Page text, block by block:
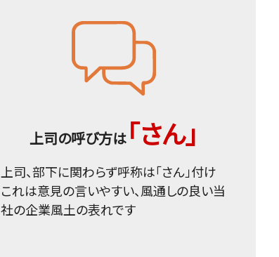
上司の呼び方は 「さん」
上司、部下に関わらず呼称は「さん」付け
これは意見の言いやすい、風通しの良い当
社の企業風土の表れです